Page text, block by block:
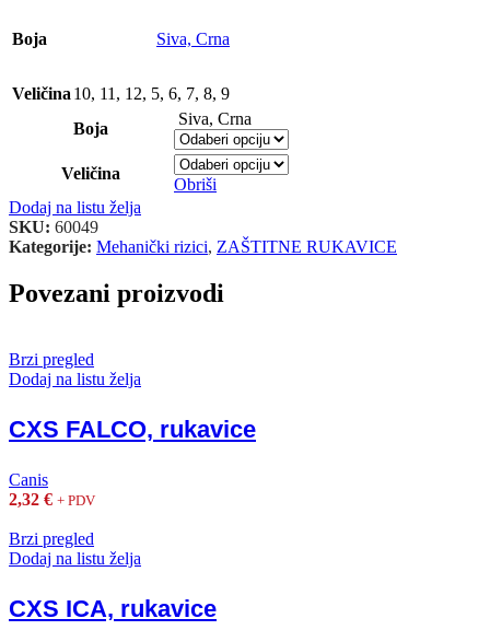
Boja Siva, Crna
Veličina 10, 11 , 12, 5, 6, 7, 8, 9
Boja
Siva, Crna
Veličina
Obriši
Dodaj na listu želja
SKU: 60049
Kategorije: Mehanički rizici, ZAŠTITNE RUKAVICE
Povezani proizvodi
Brzi pregled
Dodaj na listu želja
CXS FALCO, rukavice
Canis
2,32 € + PDV
Brzi pregled
Dodaj na listu želja
CXS ICA, rukavice